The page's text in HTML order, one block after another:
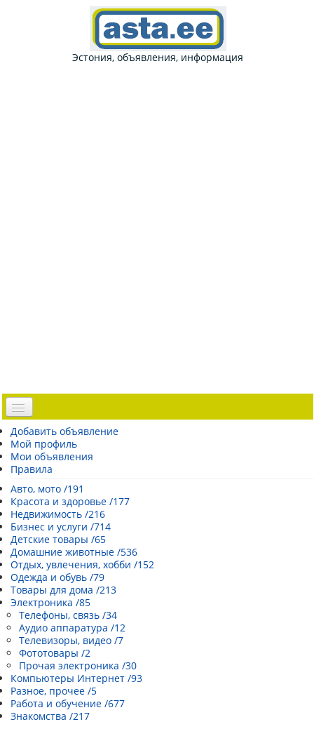
Эстония, объявления, информация
Доска объявлений
Погода Эстонии
Открытки
Каталог сайтов
| Регистрация |
Добавить объявление
Мой профиль
Мои объявления
Правила
Авто, мото /191
Красота и здоровье /177
Недвижимость /216
Бизнес и услуги /714
Детские товары /65
Домашние животные /536
Отдых, увлечения, хобби /152
Одежда и обувь /79
Товары для дома /213
Электроника /85
Телефоны, связь /34
Аудио аппаратура /12
Телевизоры, видео /7
Фототовары /2
Прочая электроника /30
Компьютеры Интернет /93
Разное, прочее /5
Работа и обучение /677
Знакомства /217